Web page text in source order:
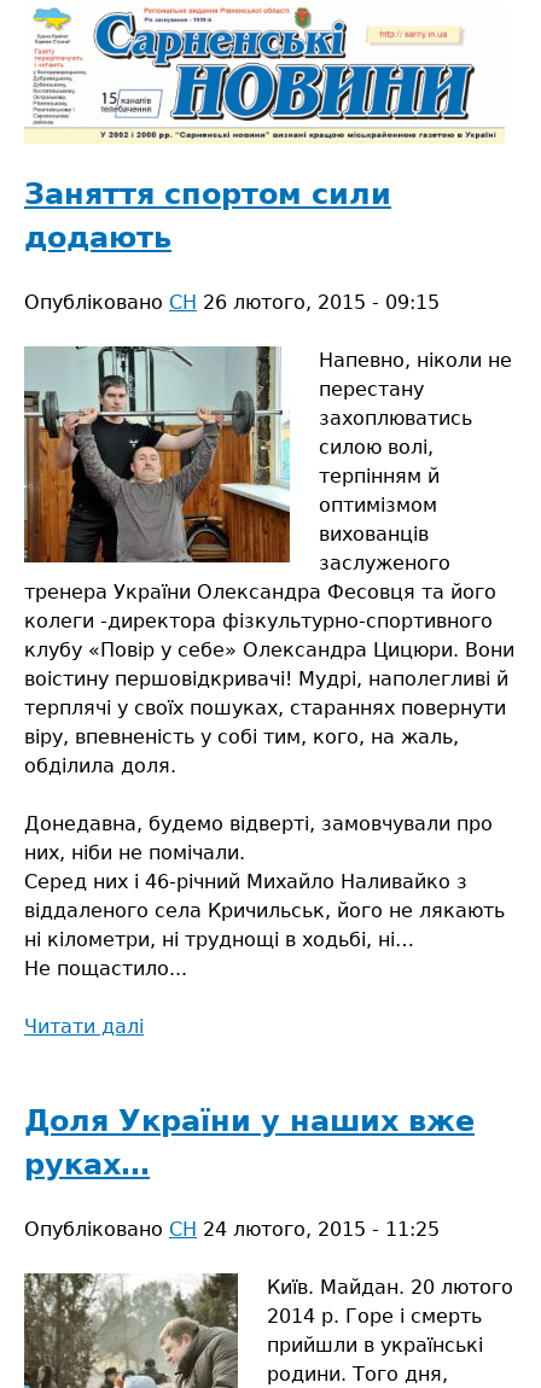
Jump
navigation
to
top
Заняття спортом сили
додають
Опубліковано СН 26 лютого, 2015 - 09:15
Напевно, ніколи не
перестану
захоплюватись
силою волі,
терпінням й
оптимізмом
вихованців
заслуженого
тренера України Олександра Фесовця та його
колеги -директора фізкультурно-спортивного
клубу «Повір у себе» Олександра Цицюри. Вони
воістину першовідкривачі! Мудрі, наполегливі й
терплячі у своїх пошуках, стараннях повернути
віру, впевненість у собі тим, кого, на жаль,
обділила доля.
Донедавна, будемо відверті, замовчували про
них, ніби не помічали.
Серед них і 46-річний Михайло Наливайко з
віддаленого села Кричильськ, його не лякають
ні кілометри, ні труднощі в ходьбі, ні…
Не пощастило...
Читати далі
сили
додають
Доля України у наших вже
руках…
Опубліковано СН 24 лютого, 2015 - 11:25
Київ. Майдан. 20 лютого
2014 р. Горе і смерть
прийшли в українські
родини. Того дня,